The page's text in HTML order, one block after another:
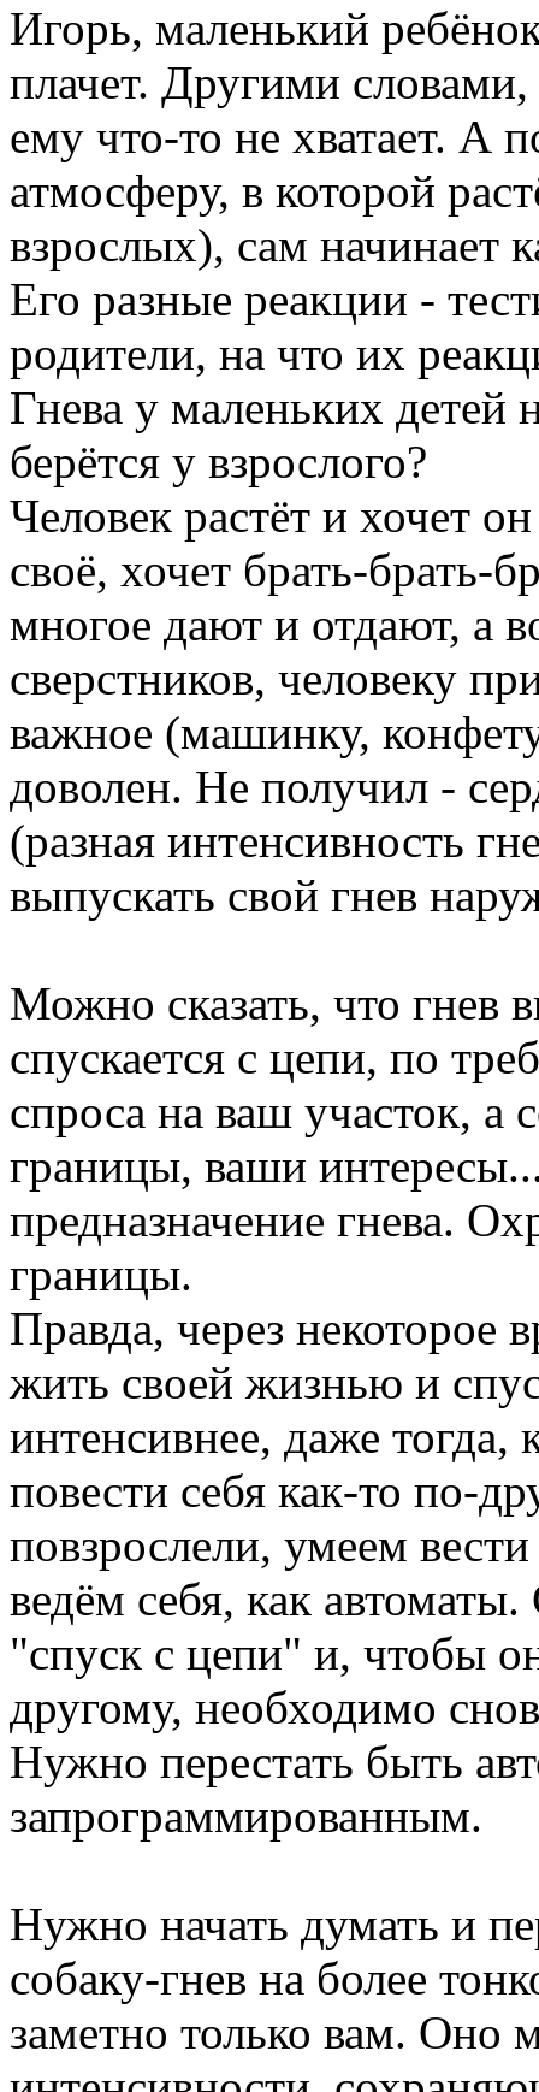
Игорь, маленький
плачет. Другими словами,
ему что-то не хватает. А
атмосферу, в которой
взрослых), сам начинает
Его разные реакции -
родители, на что их
Гнева у маленьких детей
берётся у взрослого?
Человек растёт и хочет
своё, хочет брать-брать-
многое дают и отдают, а
сверстников, человеку
важное (машинку,
доволен. Не получил -
(разная интенсивность
выпускать свой гнев
Можно сказать, что гнев
спускается с цепи, по
спроса на ваш участок, а
границы, ваши
предназначение гнева.
границы.
Правда, через некоторое
жить своей жизнью и
интенсивнее, даже
повести себя как-то по-
повзрослели, умеем
ведём себя, как
"спуск с цепи" и, чтобы
другому, необходимо
Нужно перестать быть
запрограммированным.
Нужно начать думать и
собаку-гнев на более
заметно только вам. Оно